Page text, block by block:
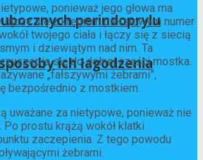
perindoprylu
ich łagodzenia
ponieważ jego głowa ma
się z kręgiem piersiowym numer
twojego ciała i łączy się z siecią
i dziewiątym nad nim. Ta
się do dolnej części mostka.
„fałszywymi żebrami”,
bezpośrednio z mostkiem.
uważane za nietypowe, ponieważ nie
prostu krążą wokół klatki
zaczepienia. Z tego powodu
żebrami.